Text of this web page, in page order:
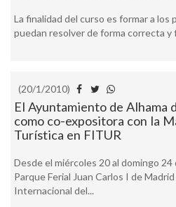
La finalidad del curso es formar a los
puedan resolver de forma correcta y
(20/1/2010)
El Ayuntamiento de Alhama
como co-expositora con la
Turística en FITUR
Desde el miércoles 20 al domingo
Parque Ferial Juan Carlos I de
Internacional del...